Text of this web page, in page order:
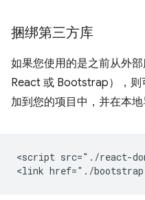
捆绑第三方库
如果您使用的是之前从外
React 或 Bootstrap），则
加到您的项目中，并在本地
<script src="./react-